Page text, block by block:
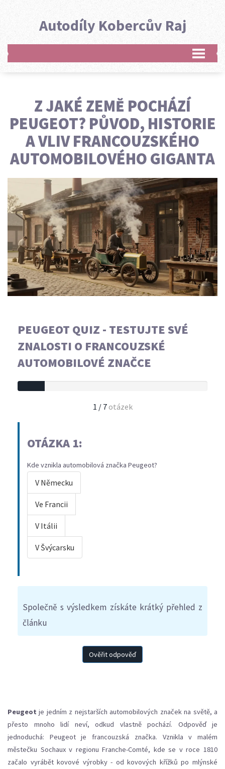
Autodíly Kobercův Raj
Z JAKÉ ZEMĚ POCHÁZÍ
PEUGEOT? PŮVOD, HISTORIE
A VLIV FRANCOUZSKÉHO
AUTOMOBILOVÉHO GIGANTA
PEUGEOT QUIZ - TESTUJTE SVÉ
ZNALOSTI O FRANCOUZSKÉ
AUTOMOBILOVÉ ZNAČCE
1 / 7 otázek
OTÁZKA 1:
Kde vznikla automobilová značka Peugeot?
V Německu
Ve Francii
V Itálii
V Švýcarsku
Společně s výsledkem získáte krátký přehled z
článku
Ověřit odpověď
Peugeot je jedním z nejstarších automobilových značek na světě, a
přesto mnoho lidí neví, odkud vlastně pochází. Odpověď je
jednoduchá: Peugeot je francouzská značka. Vznikla v malém
městečku Sochaux v regionu Franche-Comté, kde se v roce 1810
začalo vyrábět kovové výrobky - od kovových křížků po mlýnské